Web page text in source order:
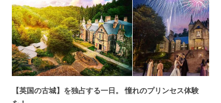
【英国の古城】を独占する一日。 憧れのプリンセス体験